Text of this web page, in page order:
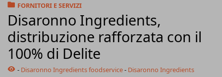
FORNITORI E SERVIZI
Disaronno Ingredients,
distribuzione rafforzata con il
100% di Delite
- Disaronno Ingredients foodservice- Disaronno Ingredients